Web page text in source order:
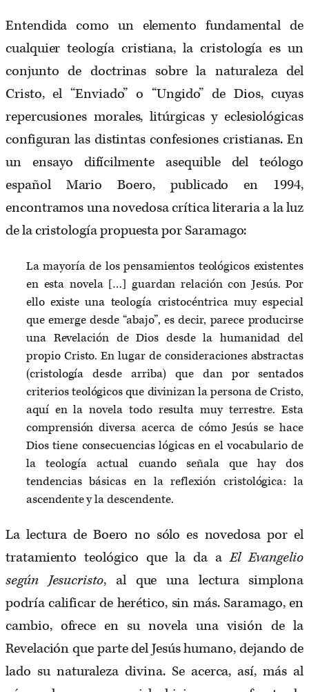
Entendida como un elemento fundamental de
cualquier teología cristiana, la cristología es un
conjunto de doctrinas sobre la naturaleza del
Cristo, el “Enviado” o “Ungido” de Dios, cuyas
repercusiones morales, litúrgicas y eclesiológicas
configuran las distintas confesiones cristianas. En
un ensayo difícilmente asequible del teólogo
español Mario Boero, publicado en 1994,
encontramos una novedosa crítica literaria a la luz
de la cristología propuesta por Saramago:
La mayoría de los pensamientos teológicos existentes
en esta novela […] guardan relación con Jesús. Por
ello existe una teología cristocéntrica muy especial
que emerge desde “abajo”, es decir, parece producirse
una Revelación de Dios desde la humanidad del
propio Cristo. En lugar de consideraciones abstractas
(cristología desde arriba) que dan por sentados
criterios teológicos que divinizan la persona de Cristo,
aquí en la novela todo resulta muy terrestre. Esta
comprensión diversa acerca de cómo Jesús se hace
Dios tiene consecuencias lógicas en el vocabulario de
la teología actual cuando señala que hay dos
tendencias básicas en la reflexión cristológica: la
ascendente y la descendente.
La lectura de Boero no sólo es novedosa por el
tratamiento teológico que la da aEl Evangelio
según Jesucristo, al que una lectura simplona
podría calificar de herético, sin más. Saramago, en
cambio, ofrece en su novela una visión de la
Revelación que parte del Jesús humano, dejando de
lado su naturaleza divina. Se acerca, así, más al